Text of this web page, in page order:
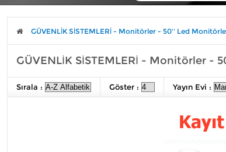
GÜVENLİK SİSTEMLERİ - Monitörler - 50'' Led
GÜVENLİK SİSTEMLERİ - Monitörler -
Sırala : Göster : Yayın Evi :